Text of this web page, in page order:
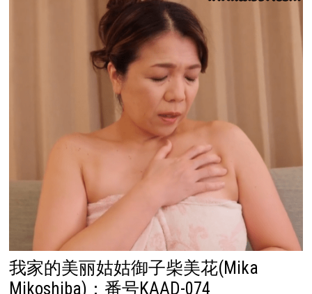
我家的美丽姑姑御子柴美花(Mika
Mikoshiba)：番号KAAD-074